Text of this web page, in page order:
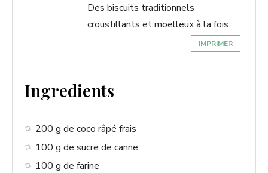
i
d
o
Des biscuits traditionnels
croustillants et moelleux à la fois…
iMPRiMER
Ingredients
200 g de coco râpé frais
100 g de sucre de canne
100 g de farine